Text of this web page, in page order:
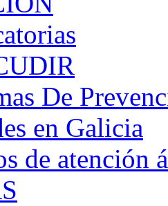
De
en Galicia
de atención